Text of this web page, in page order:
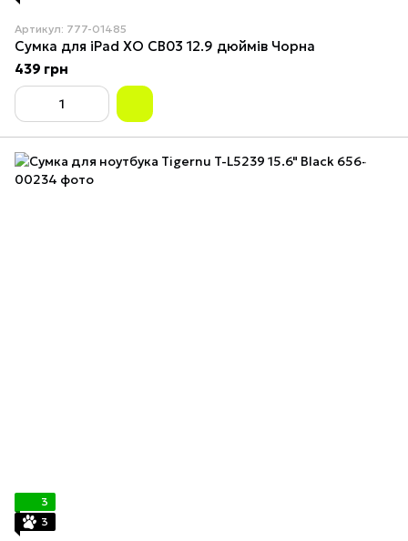
Артикул: 777-01485
Сумка для iPad XO CB03 12.9 дюймів Чорна
439 грн
3
3